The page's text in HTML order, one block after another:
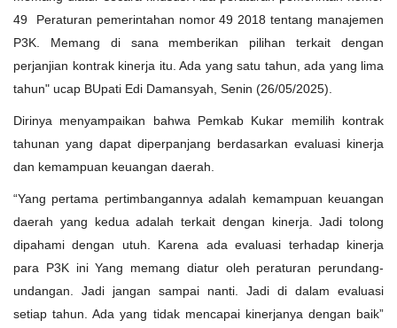
49 Peraturan pemerintahan nomor 49 2018 tentang manajemen
P3K. Memang di sana memberikan pilihan terkait dengan
perjanjian kontrak kinerja itu. Ada yang satu tahun, ada yang lima
tahun" ucap BUpati Edi Damansyah, Senin (26/05/2025).
Dirinya menyampaikan bahwa Pemkab Kukar memilih kontrak
tahunan yang dapat diperpanjang berdasarkan evaluasi kinerja
dan kemampuan keuangan daerah.
“Yang pertama pertimbangannya adalah kemampuan keuangan
daerah yang kedua adalah terkait dengan kinerja. Jadi tolong
dipahami dengan utuh. Karena ada evaluasi terhadap kinerja
para P3K ini Yang memang diatur oleh peraturan perundang-
undangan. Jadi jangan sampai nanti. Jadi di dalam evaluasi
setiap tahun. Ada yang tidak mencapai kinerjanya dengan baik”